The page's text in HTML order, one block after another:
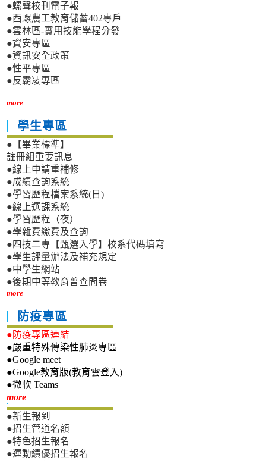
●螺聲校刊電子報
●西螺農工教育儲蓄402專戶
●雲林區-實用技能學程分發
●資安專區
●資訊安全政策
●性平專區
●反霸凌專區
more
學生專區
●【畢業標準】
註冊組重要訊息
●線上申請重補修
●成績查詢系統
●學習歷程檔案系統(日)
●線上選課系統
●學習歷程（夜）
●學雜費繳費及查詢
●四技二專【甄選入學】校系代碼填寫
●學生評量辦法及補充規定
●中學生網站
●後期中等教育普查問卷
more
防疫專區
●防疫專區連結
●嚴重特殊傳染性肺炎專區
●Google meet
●Google教育版(教育雲登入)
●微軟 Teams
more新生專區
●新生報到
●招生管道名額
●特色招生報名
●運動績優招生報名